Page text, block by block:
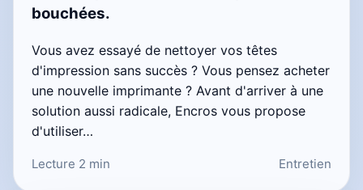
bouchées.
Vous avez essayé de nettoyer vos têtes
d'impression sans succès ? Vous pensez acheter
une nouvelle imprimante ? Avant d'arriver à une
solution aussi radicale, Encros vous propose
d'utiliser…
Lecture 2 min Entretien